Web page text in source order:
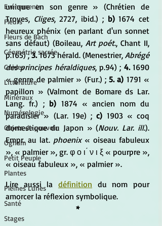
Evénements
Fleurs
Fleurs de Bach
Géométrie sacrée
Guides
Littérature
Minéraux
Numérologie
Objets de pouvoir
Ogham
Petit Peuple
Plantes
Pleines Lunes
Santé
Stages
unique en son genre » (Chrétien de
Troyes, Cliges, 2727, ibid.) ; b) 1674 cet
heureux phénix (en parlant d'un sonnet
sans défaut) (Boileau, Art poét., Chant II,
p.165) ; 3. 1673 hérald. (Menestrier, Abrégé
des principes héraldiques, p.94) ; 4. 1690
« genre de palmier » (Fur.) ; 5. a) 1791 «
papillon » (Valmont de Bomare ds Lar.
Lang. fr.) ; b) 1874 « ancien nom du
paradisier » (Lar. 19e) ; c) 1903 « coq
domestique du Japon » (Nouv. Lar. ill.).
Empr. au lat. phoenix « oiseau fabuleux
», « palmier », gr. φ ο ι ́ ν ι ξ « pourpre »,
« oiseau fabuleux », « palmier ».
Lire aussi la définition du nom pour
amorcer la réflexion symbolique.
*